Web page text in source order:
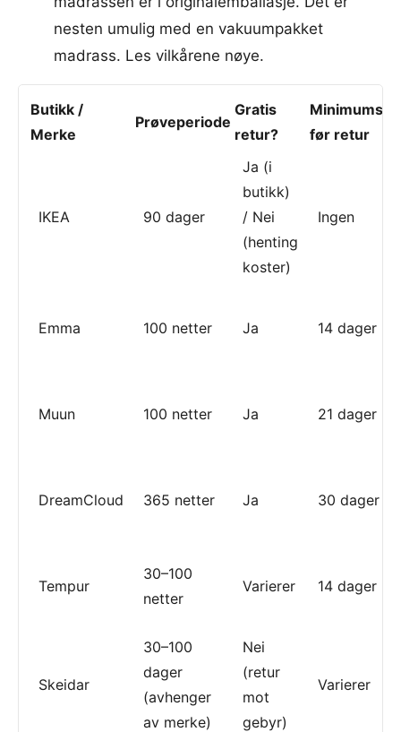
nesten umulig med en vakuumpakket
madrass. Les vilkårene nøye.
Butikk /
Merke
Prøveperiode
Gratis
retur?
Minimumstid
før retur
IKEA 90 dager
Ja (i
butikk)
/ Nei
(henting
koster)
Ingen
Emma 100 netter Ja 14 dager
Muun 100 netter Ja 21 dager
DreamCloud 365 netter Ja 30 dager
Tempur
30–100
netter
Varierer 14 dager
Skeidar
30–100
dager
(avhenger
av merke)
Nei
(retur
mot
gebyr)
Varierer